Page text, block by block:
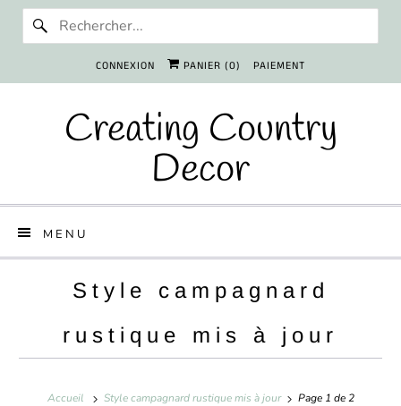
CONNEXION PANIER (0) PAIEMENT
Creating Country
Decor
MENU
Style campagnard
rustique mis à jour
Accueil Style campagnard rustique mis à jour Page 1 de 2